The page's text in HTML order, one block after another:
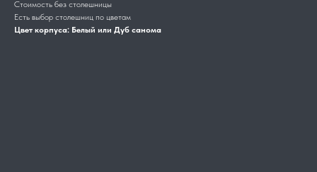
Стоимость без столешницы
Есть выбор столешниц по цветам
Цвет корпуса: Белый или Дуб санома